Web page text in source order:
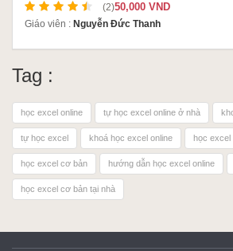
(2)50,000 VND
Giáo viên : Nguyễn Đức Thanh
Tag :
học excel online tự học excel online ở nhà
tự học excel khoá học excel online học excel
học excel cơ bản hướng dẫn học excel online
học excel cơ bản tại nhà